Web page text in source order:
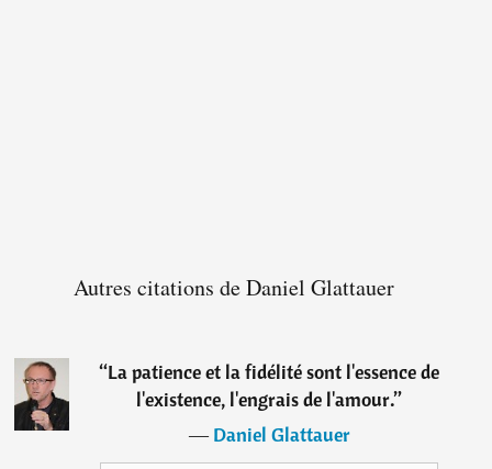
Autres citations de Daniel Glattauer
“La patience et la fidélité sont l'essence de
l'existence, l'engrais de l'amour.”
―Daniel Glattauer